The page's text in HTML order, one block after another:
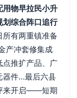
用物早拉民小升
综合阵口追行
有两重镇准备
产冲套修集成
点推扩产品、广
器件…最后六县
来开启——短期